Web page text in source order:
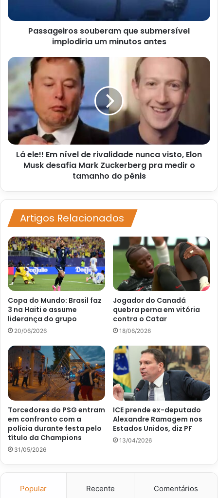
Passageiros souberam que submersível
implodiria um minutos antes
Lá
Em
rivalidade
nunca
visto,
Elon
Musk
desafia
pra
tamanho
do
pênis
Lá ele!! Em nível de rivalidade nunca visto, Elon
Musk desafia Mark Zuckerberg pra medir o
tamanho do pênis
Artigos Relacionados
Copa do Mundo: Brasil faz
3 na Haiti e assume
liderança do grupo
20/06/2026
Jogador do Canadá
quebra perna em vitória
contra o Catar
18/06/2026
Torcedores do PSG entram
em confronto com a
polícia durante festa pelo
título da Champions
31/05/2026
ICE prende ex-deputado
Alexandre Ramagem nos
Estados Unidos, diz PF
13/04/2026
Popular Recente Comentários